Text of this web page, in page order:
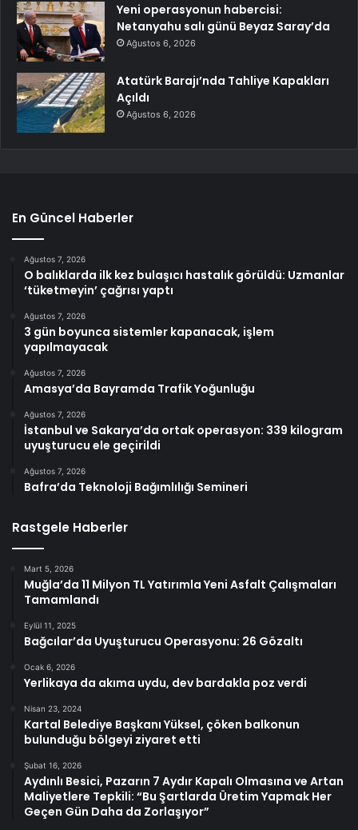
Yeni operasyonun habercisi:
Netanyahu salı günü Beyaz Saray’da
Ağustos 6, 2026
Atatürk Barajı’nda Tahliye Kapakları
Açıldı
Ağustos 6, 2026
En Güncel Haberler
Ağustos 7, 2026
O balıklarda ilk kez bulaşıcı hastalık görüldü: Uzmanlar
‘tüketmeyin’ çağrısı yaptı
Ağustos 7, 2026
3 gün boyunca sistemler kapanacak, işlem
yapılmayacak
Ağustos 7, 2026
Amasya’da Bayramda Trafik Yoğunluğu
Ağustos 7, 2026
İstanbul ve Sakarya’da ortak operasyon: 339 kilogram
uyuşturucu ele geçirildi
Ağustos 7, 2026
Bafra’da Teknoloji Bağımlılığı Semineri
Rastgele Haberler
Mart 5, 2026
Muğla’da 11 Milyon TL Yatırımla Yeni Asfalt Çalışmaları
Tamamlandı
Eylül 11, 2025
Bağcılar’da Uyuşturucu Operasyonu: 26 Gözaltı
Ocak 6, 2026
Yerlikaya da akıma uydu, dev bardakla poz verdi
Nisan 23, 2024
Kartal Belediye Başkanı Yüksel, çöken balkonun
bulunduğu bölgeyi ziyaret etti
Şubat 16, 2026
Aydınlı Besici, Pazarın 7 Aydır Kapalı Olmasına ve Artan
Maliyetlere Tepkili: “Bu Şartlarda Üretim Yapmak Her
Geçen Gün Daha da Zorlaşıyor”